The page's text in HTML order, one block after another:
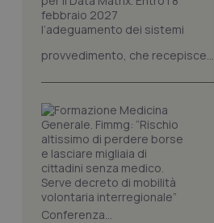
provvedimento, che recepisce...
Conferenza...